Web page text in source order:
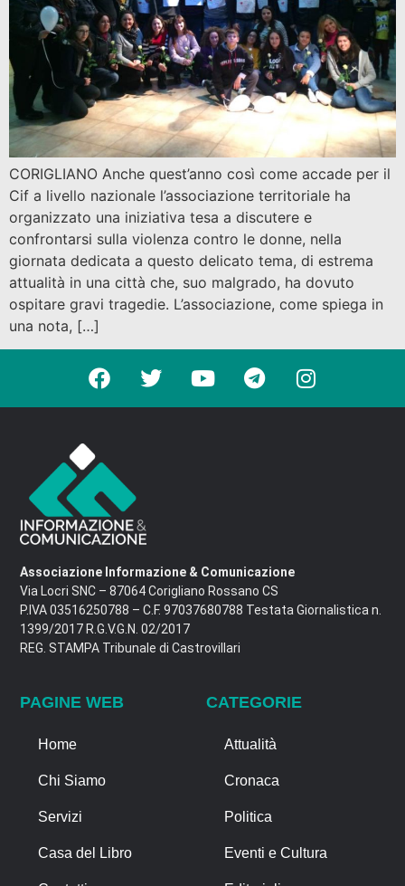
CORIGLIANO Anche quest’anno così come accade per il
Cif a livello nazionale l’associazione territoriale ha
organizzato una iniziativa tesa a discutere e
confrontarsi sulla violenza contro le donne, nella
giornata dedicata a questo delicato tema, di estrema
attualità in una città che, suo malgrado, ha dovuto
ospitare gravi tragedie. L’associazione, come spiega in
una nota, […]
Associazione Informazione & Comunicazione
Via Locri SNC – 87064 Corigliano Rossano CS
P.IVA 03516250788 – C.F. 97037680788 Testata Giornalistica n.
1399/2017 R.G.V.G.N. 02/2017
REG. STAMPA Tribunale di Castrovillari
PAGINE WEB
Home
Chi Siamo
Servizi
Casa del Libro
CATEGORIE
Attualità
Cronaca
Politica
Eventi e Cultura